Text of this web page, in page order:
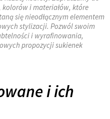
i materiałów, które
się nieodłącznym elementem
stylizacji. Pozwól swoim
i wyrafinowania,
propozycji sukienek
i ich